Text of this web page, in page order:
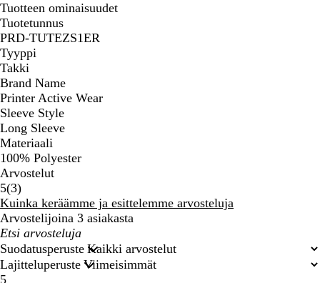
Tuotteen ominaisuudet
Tuotetunnus
PRD-TUTEZS1ER
Tyyppi
Takki
Brand Name
Printer Active Wear
Sleeve Style
Long Sleeve
Materiaali
100% Polyester
Arvostelut
5(33
arvostelua
)
Kuinka keräämme ja esittelemme arvosteluja
Arvostelijoina 3 asiakasta
Omat
hakusyötteet
Suodatusperuste
Lajitteluperuste
5